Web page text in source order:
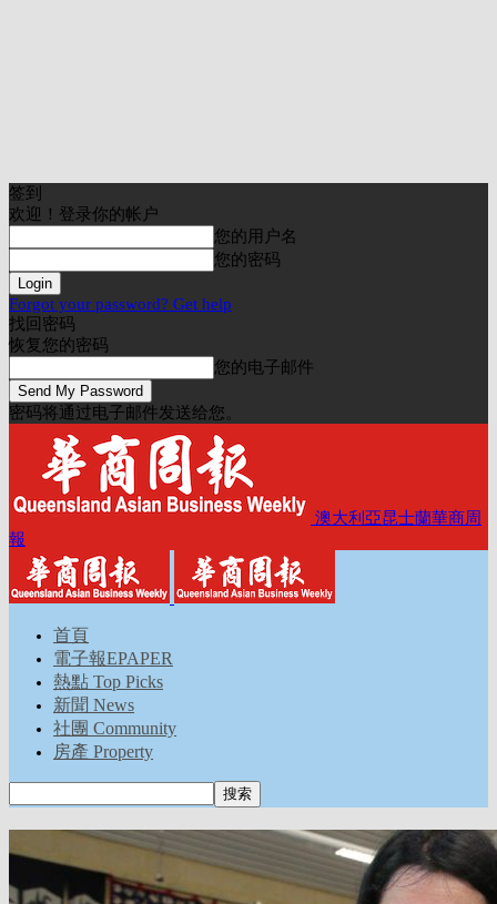
签到
欢迎！登录你的帐户
您的用户名
您的密码
Forgot your password? Get help
找回密码
恢复您的密码
您的电子邮件
密码将通过电子邮件发送给您。
澳大利亞昆士蘭華商周
報
首頁
電子報EPAPER
熱點 Top Picks
新聞 News
社團 Community
房產 Property